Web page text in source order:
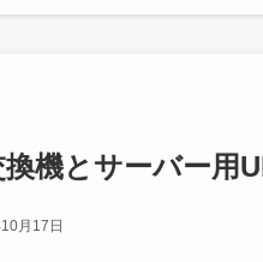
換機とサーバー用
月17日